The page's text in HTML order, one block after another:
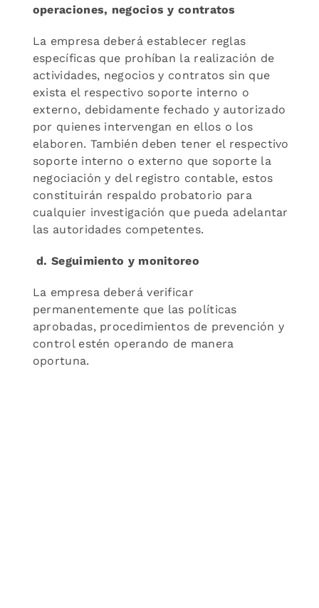
operaciones, negocios y contratos
La empresa deberá establecer reglas
específicas que prohíban la realización de
actividades, negocios y contratos sin que
exista el respectivo soporte interno o
externo, debidamente fechado y autorizado
por quienes intervengan en ellos o los
elaboren. También deben tener el respectivo
soporte interno o externo que soporte la
negociación y del registro contable, estos
constituirán respaldo probatorio para
cualquier investigación que pueda adelantar
las autoridades competentes.
d. Seguimiento y monitoreo
La empresa deberá verificar
permanentemente que las políticas
aprobadas, procedimientos de prevención y
control estén operando de manera
oportuna.